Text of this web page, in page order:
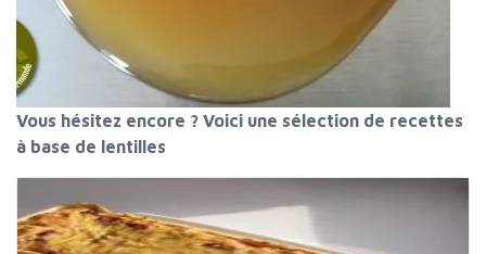
Vous hésitez encore ? Voici une sélection de recettes
à base de lentilles